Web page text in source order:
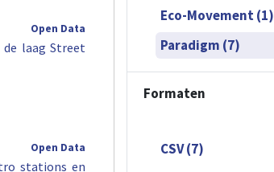
Open Data
de laag Street
Open Data
stations en
Eco-Movement (1)
Paradigm (7)
Formaten
CSV (7)